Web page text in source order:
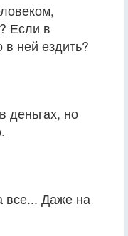
Если в
в ней ездить?
деньгах, но
все... Даже на